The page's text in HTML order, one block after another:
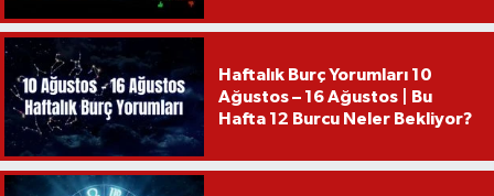
Haftalık Burç Yorumları 10
Ağustos – 16 Ağustos | Bu
Hafta 12 Burcu Neler Bekliyor?